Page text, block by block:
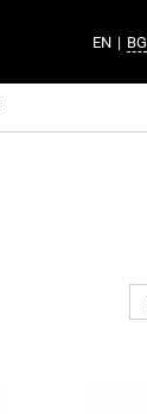
EN | BG